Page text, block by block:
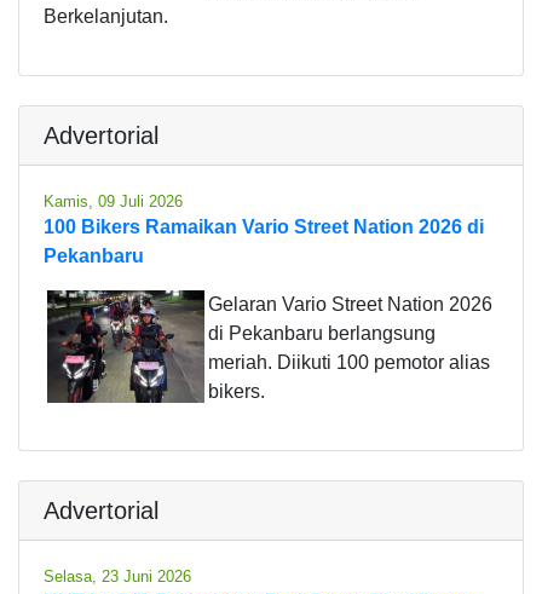
Berkelanjutan.
Advertorial
Kamis, 09 Juli 2026
100 Bikers Ramaikan Vario Street Nation 2026 di
Pekanbaru
Gelaran Vario Street Nation 2026
di Pekanbaru berlangsung
meriah. Diikuti 100 pemotor alias
bikers.
Advertorial
Selasa, 23 Juni 2026